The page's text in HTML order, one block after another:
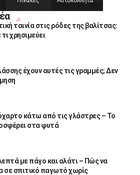
ταινία στις ρόδες της βαλίτσας:
τι χρησιμεύει
έχουν αυτές τις γραμμές; Δεν
κάτω από τις γλάστρες – Το
στα φυτά
με πάγο και αλάτι – Πώς να
σε σπιτικό παγωτό χωρίς